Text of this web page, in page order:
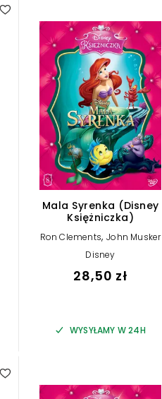
Mala Syrenka (Disney
Księżniczka)
Ron Clements,John Musker
Disney
28,50 zł
WYSYŁAMY W 24H